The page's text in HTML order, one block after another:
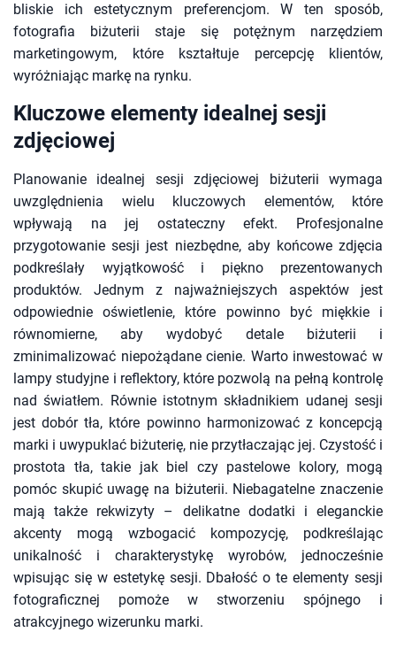
bliskie ich estetycznym preferencjom. W ten sposób,
fotografia biżuterii staje się potężnym narzędziem
marketingowym, które kształtuje percepcję klientów,
wyróżniając markę na rynku.
Kluczowe elementy idealnej sesji
zdjęciowej
Planowanie idealnej sesji zdjęciowej biżuterii wymaga
uwzględnienia wielu kluczowych elementów, które
wpływają na jej ostateczny efekt. Profesjonalne
przygotowanie sesji jest niezbędne, aby końcowe zdjęcia
podkreślały wyjątkowość i piękno prezentowanych
produktów. Jednym z najważniejszych aspektów jest
odpowiednie oświetlenie, które powinno być miękkie i
równomierne, aby wydobyć detale biżuterii i
zminimalizować niepożądane cienie. Warto inwestować w
lampy studyjne i reflektory, które pozwolą na pełną kontrolę
nad światłem. Równie istotnym składnikiem udanej sesji
jest dobór tła, które powinno harmonizować z koncepcją
marki i uwypuklać biżuterię, nie przytłaczając jej. Czystość i
prostota tła, takie jak biel czy pastelowe kolory, mogą
pomóc skupić uwagę na biżuterii. Niebagatelne znaczenie
mają także rekwizyty – delikatne dodatki i eleganckie
akcenty mogą wzbogacić kompozycję, podkreślając
unikalność i charakterystykę wyrobów, jednocześnie
wpisując się w estetykę sesji. Dbałość o te elementy sesji
fotograficznej pomoże w stworzeniu spójnego i
atrakcyjnego wizerunku marki.